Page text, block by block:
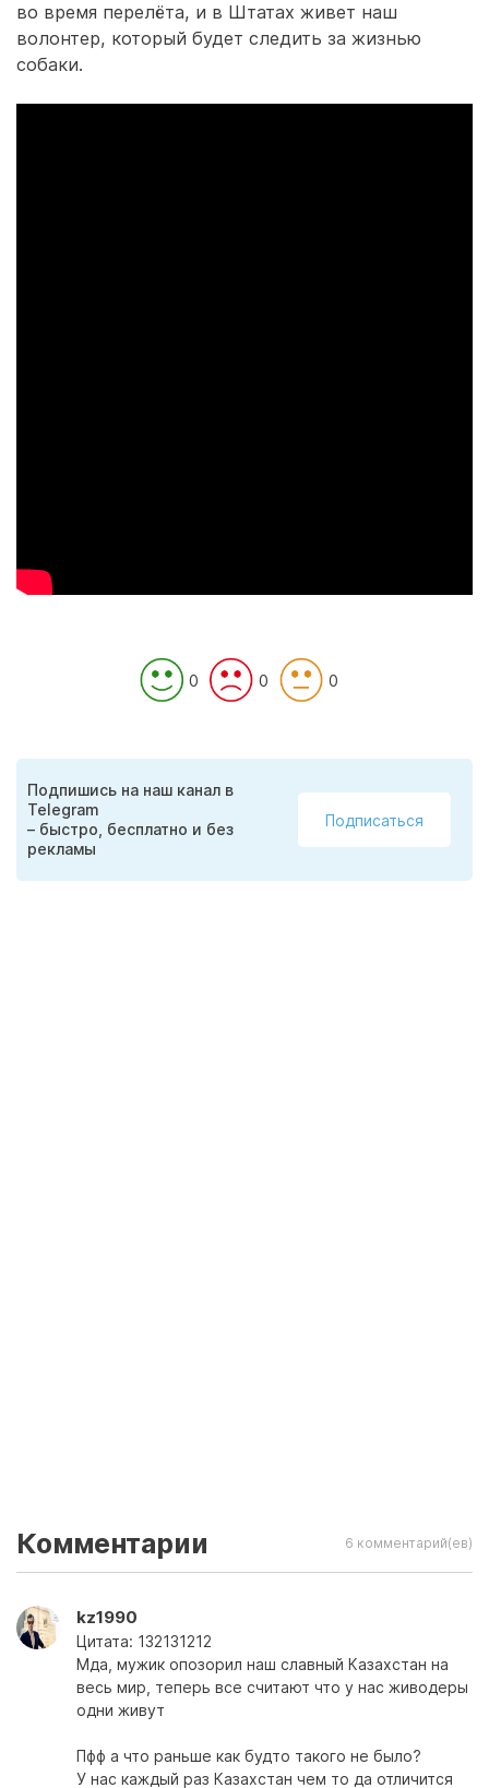
во время перелёта, и в Штатах живет наш
волонтер, который будет следить за жизнью
собаки.
0 0 0
Подпишись на наш канал в
Telegram
– быстро, бесплатно и без
рекламы
Подписаться
Комментарии 6 комментарий(ев)
kz1990
Цитата: 132131212
Мда, мужик опозорил наш славный Казахстан на
весь мир, теперь все считают что у нас живодеры
одни живут
Пфф а что раньше как будто такого не было?
У нас каждый раз Казахстан чем то да отличится